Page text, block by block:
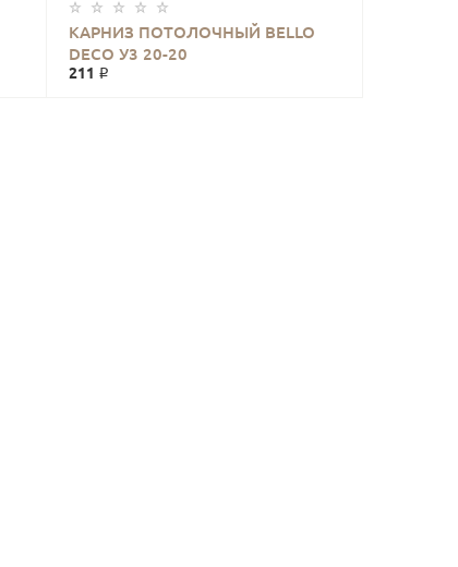
КАРНИЗ ПОТОЛОЧНЫЙ BELLO
DECO У3 20-20
211 ₽